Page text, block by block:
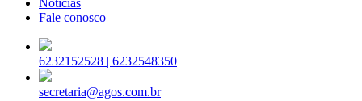
Fale conosco
6232152528 | 6232548350
secretaria@agos.com.br